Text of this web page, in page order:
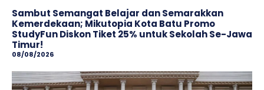
Sambut Semangat Belajar dan Semarakkan
Kemerdekaan; Mikutopia Kota Batu Promo
StudyFun Diskon Tiket 25% untuk Sekolah Se-Jawa
Timur!
08/08/2026